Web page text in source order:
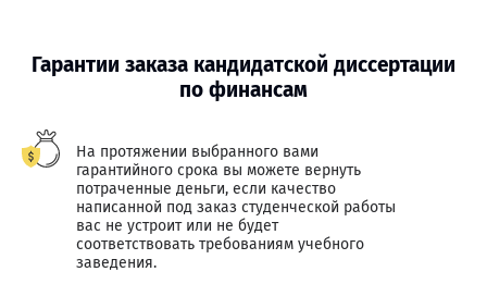
Гарантии заказа кандидатской диссертации
по финансам
На протяжении выбранного вами
гарантийного срока вы можете вернуть
потраченные деньги, если качество
написанной под заказ студенческой работы
вас не устроит или не будет
соответствовать требованиям учебного
заведения.